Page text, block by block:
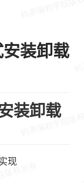
装卸载
装卸载
现